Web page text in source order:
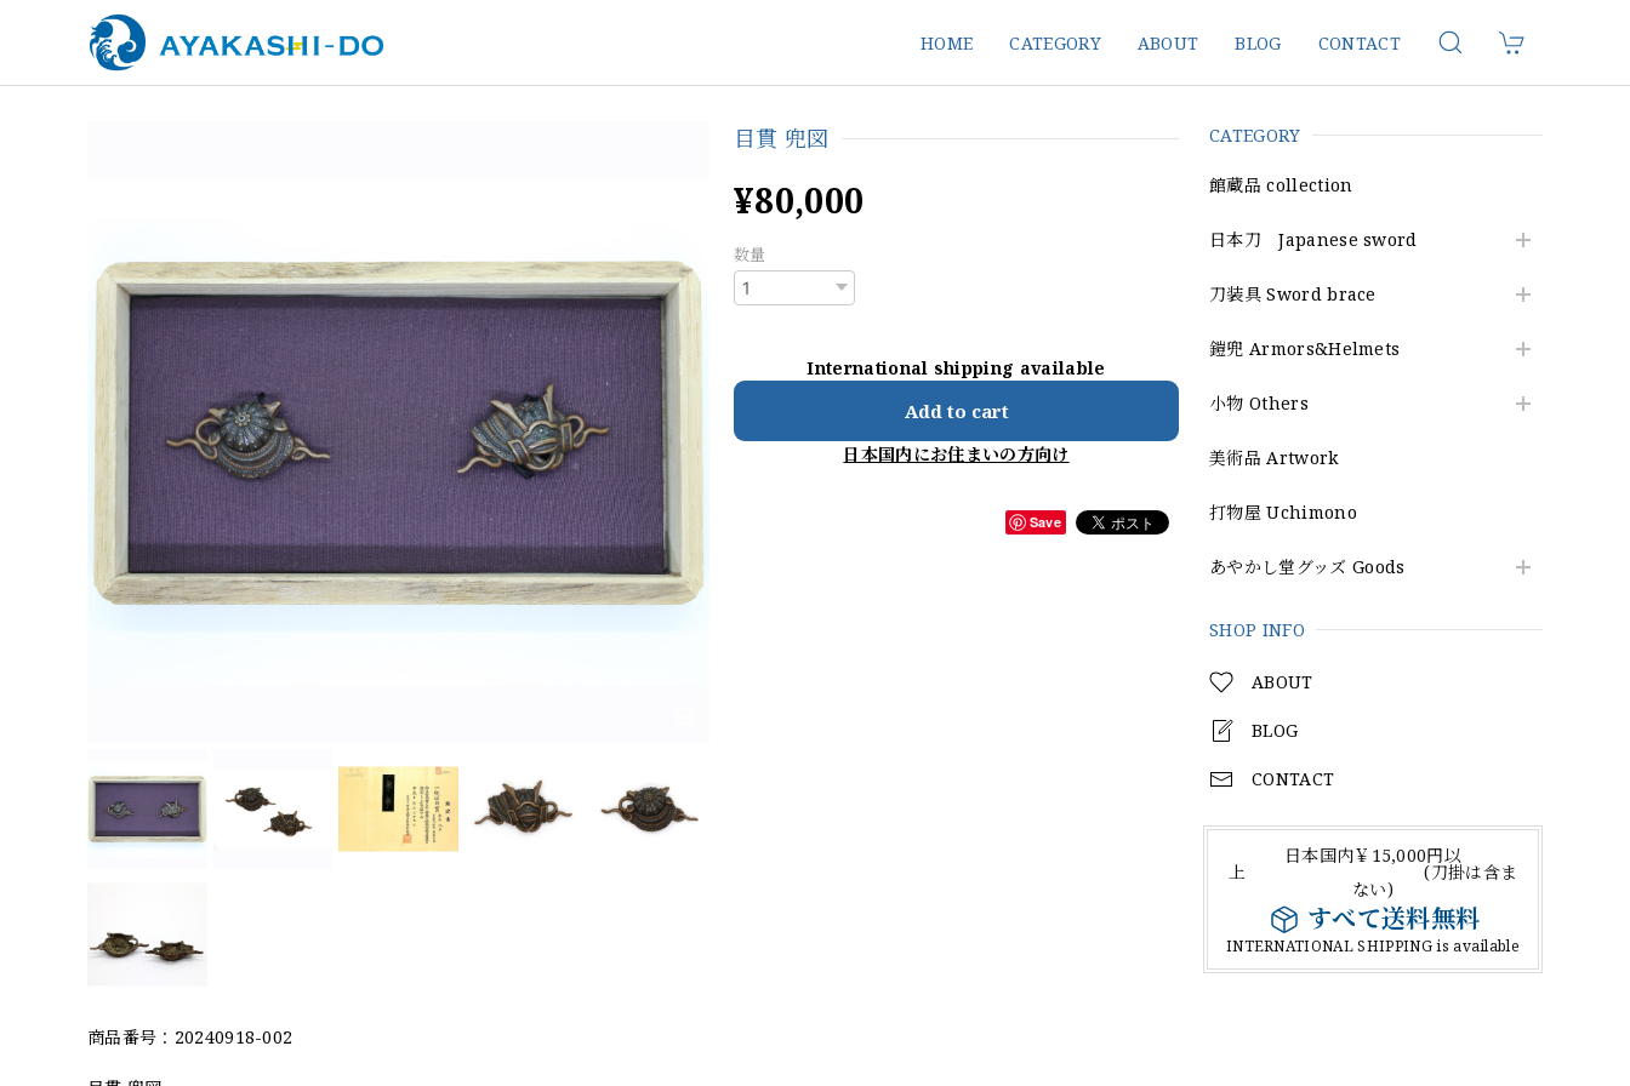
HOME CATEGORY ABOUT BLOG CONTACT
CATEGORY
館蔵品 collection
日本刀 Japanese sword
刀装具 Sword brace
鎧兜 Armors&Helmets
小物 Others
美術品 Artwork
打物屋 Uchimono
あやかし堂グッズ Goods
SHOP INFO
ABOUT
BLOG
CONTACT
日本国内￥15,000円以
上 (刀掛は含ま
ない)
すべて送料無料
INTERNATIONAL SHIPPING is available
目貫 兜図
¥80,000
数量
International shipping available
Add to cart
日本国内にお住まいの方向け
Save
商品番号：20240918-002